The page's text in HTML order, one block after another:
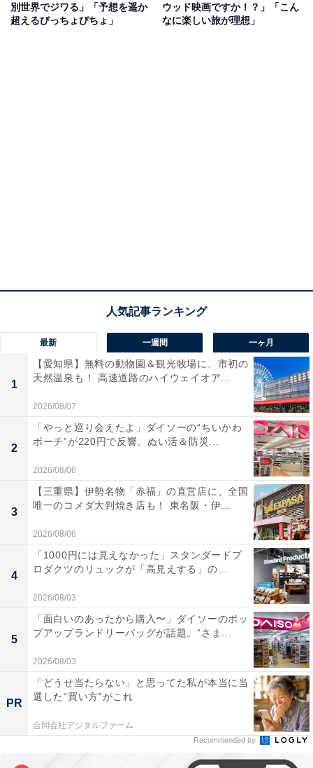
別世界でジワる」「予想を遥か
超えるびっちょびちょ」
ウッド映画ですか！？」「こん
なに楽しい旅が理想」
最新 一週間 一ヶ月
1
【愛知県】無料の動物園＆観光牧場に、市初の
天然温泉も！ 高速道路のハイウェイオア...
2026/08/07
2
「やっと巡り会えたよ」ダイソーの“ちいかわ
ポーチ”が220円で反響。ぬい活＆防災...
2026/08/06
3
【三重県】伊勢名物「赤福」の直営店に、全国
唯一のコメダ大判焼き店も！ 東名阪・伊...
2026/08/06
4
「1000円には見えなかった」スタンダードプ
ロダクツのリュックが「高見えする」の...
2026/08/03
5
「面白いのあったから購入〜」ダイソーのポッ
プアップランドリーバッグが話題。“さま...
2026/08/03
PR
「どうせ当たらない」と思ってた私が本当に当
選した“買い方”がこれ
合同会社デジタルファーム
Recommended by